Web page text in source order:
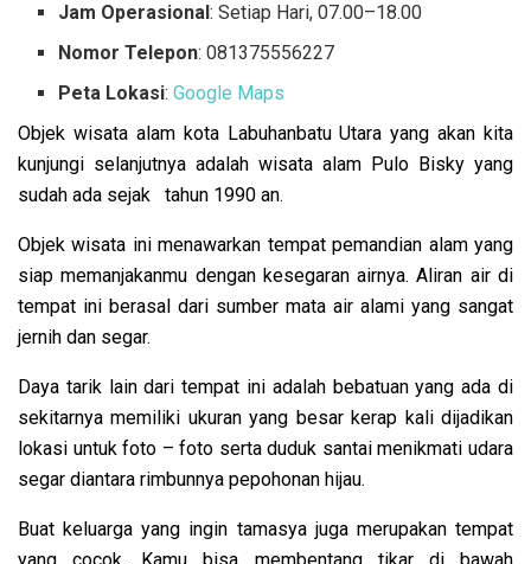
Jam Operasional: Setiap Hari, 07.00–18.00
Nomor Telepon: 081375556227
Peta Lokasi:Google Maps
Objek wisata alam kota Labuhanbatu Utara yang akan kita
kunjungi selanjutnya adalah wisata alam Pulo Bisky yang
sudah ada sejak tahun 1990 an.
Objek wisata ini menawarkan tempat pemandian alam yang
siap memanjakanmu dengan kesegaran airnya. Aliran air di
tempat ini berasal dari sumber mata air alami yang sangat
jernih dan segar.
Daya tarik lain dari tempat ini adalah bebatuan yang ada di
sekitarnya memiliki ukuran yang besar kerap kali dijadikan
lokasi untuk foto – foto serta duduk santai menikmati udara
segar diantara rimbunnya pepohonan hijau.
Buat keluarga yang ingin tamasya juga merupakan tempat